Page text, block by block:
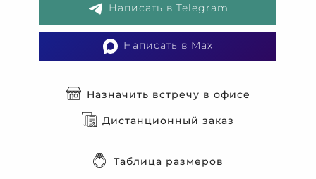
Написать в Telegram
Написать в Max
Назначить встречу в офисе
Дистанционный заказ
Таблица размеров